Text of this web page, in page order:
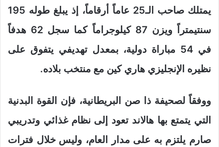
يمتلك صاحب الـ25 عاماً أرقاماً، إذ يبلغ طوله 195
سنتيمتراً ويزن 87 كيلوجراماً كما سجل 62 هدفاً
في 54 مباراة دولية، بمعدل تهديفي يتفوق على
نظيره الإنجليزي هاري كين مع منتخب بلاده.
ووفقاً لصحيفة ذا صن البريطانية، فإن القوة البدنية
التي يتمتع بها هالاند تعود إلى نظام غذائي وتدريبي
صارم يلتزم به على مدار العام، وليس خلال فترات